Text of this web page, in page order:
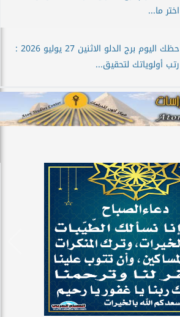
اختر ما...
حظك اليوم برج الدلو الاثنين 27 يوليو 2026 :
رتب أولوياتك لتحقيق...